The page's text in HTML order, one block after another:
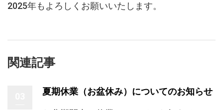
2025年もよろしくお願いいたします。
関連記事
夏期休業（お盆休み）についてのお知らせ